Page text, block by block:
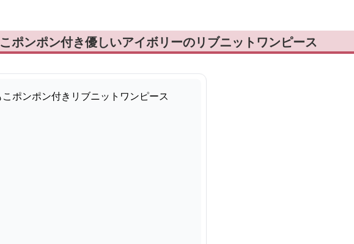
ポンポン付き優しいアイボリーのリブニットワンピース